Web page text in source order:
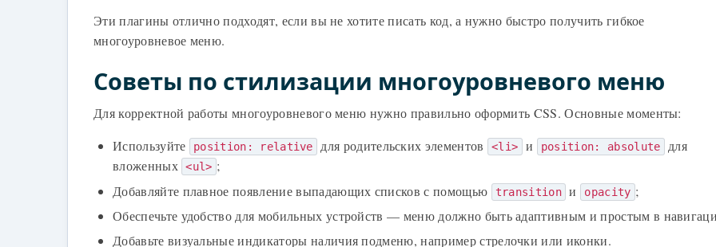
Эти плагины отлично подходят, если вы не хотите писать код, а нужно быстро получить гибкое
многоуровневое меню.
Советы по стилизации многоуровневого меню
Для корректной работы многоуровневого меню нужно правильно оформить CSS. Основные моменты:
Используйте
position: relative для родительских элементов <li> и position: absolute
для
вложенных <ul> ;
Добавляйте плавное появление выпадающих списков с помощью
transition и opacity ;
Обеспечьте удобство для мобильных устройств — меню должно быть адаптивным и простым в
Добавьте визуальные индикаторы наличия подменю, например стрелочки или иконки.